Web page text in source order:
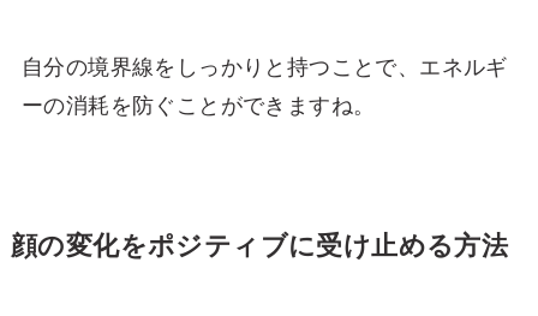
自分の境界線をしっかりと持つことで、エネルギ
ーの消耗を防ぐことができますね。
顔の変化をポジティブに受け止める方法